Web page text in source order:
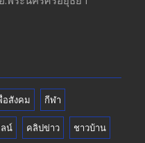
อสังคม กีฬา
น์ คลิปข่าว ชาวบ้าน